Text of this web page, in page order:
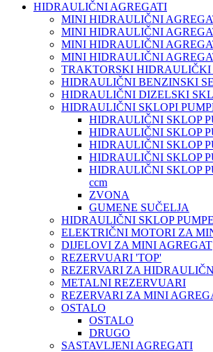
HIDRAULIČNI AGREGATI
MINI HIDRAULIČNI
MINI HIDRAULIČNI
MINI HIDRAULIČNI
MINI HIDRAULIČNI
TRAKTORSKI HIDRAULIČKI
HIDRAULIČNI BENZINSKI
HIDRAULIČNI DIZELSKI
HIDRAULIČNI SKLOPI
HIDRAULIČNI SKLOP
HIDRAULIČNI SKLOP
HIDRAULIČNI SKLOP
HIDRAULIČNI SKLOP
HIDRAULIČNI SKLOP
ccm
ZVONA
GUMENE SUČELJA
HIDRAULIČNI SKLOP
ELEKTRIČNI MOTORI ZA
DIJELOVI ZA MINI AGREGAT
REZERVUARI 'TOP'
REZERVARI ZA
METALNI REZERVUARI
REZERVARI ZA MINI
OSTALO
OSTALO
DRUGO
SASTAVLJENI AGREGATI